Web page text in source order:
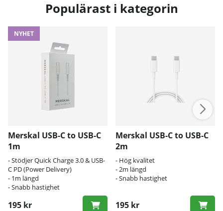
Populärast i kategorin
NYHET
Merskal USB-C to USB-C
1m
- Stödjer Quick Charge 3.0 & USB-
C PD (Power Delivery)
- 1m längd
- Snabb hastighet
195 kr
Merskal USB-C to USB-C
2m
- Hög kvalitet
- 2m längd
- Snabb hastighet
195 kr